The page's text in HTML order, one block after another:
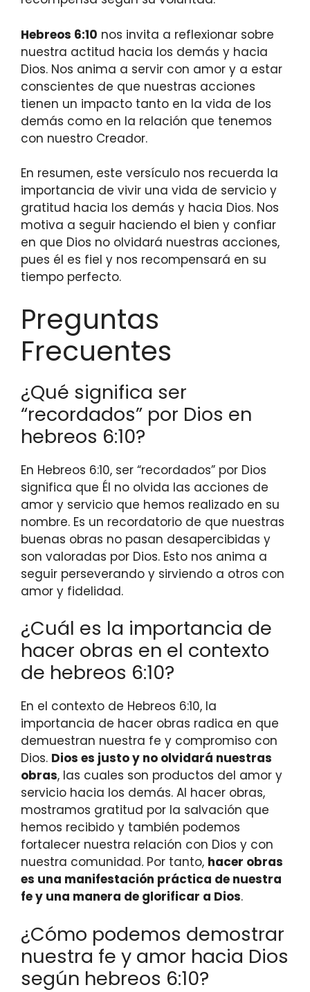
Hebreos 6:10 nos invita a reflexionar sobre
nuestra actitud hacia los demás y hacia
Dios. Nos anima a servir con amor y a estar
conscientes de que nuestras acciones
tienen un impacto tanto en la vida de los
demás como en la relación que tenemos
con nuestro Creador.
En resumen, este versículo nos recuerda la
importancia de vivir una vida de servicio y
gratitud hacia los demás y hacia Dios. Nos
motiva a seguir haciendo el bien y confiar
en que Dios no olvidará nuestras acciones,
pues él es fiel y nos recompensará en su
tiempo perfecto.
Preguntas
Frecuentes
¿Qué significa ser
“recordados” por Dios en
hebreos 6:10?
En Hebreos 6:10, ser “recordados” por Dios
significa que Él no olvida las acciones de
amor y servicio que hemos realizado en su
nombre. Es un recordatorio de que nuestras
buenas obras no pasan desapercibidas y
son valoradas por Dios. Esto nos anima a
seguir perseverando y sirviendo a otros con
amor y fidelidad.
¿Cuál es la importancia de
hacer obras en el contexto
de hebreos 6:10?
En el contexto de Hebreos 6:10, la
importancia de hacer obras radica en que
demuestran nuestra fe y compromiso con
Dios. Dios es justo y no olvidará nuestras
obras, las cuales son productos del amor y
servicio hacia los demás. Al hacer obras,
mostramos gratitud por la salvación que
hemos recibido y también podemos
fortalecer nuestra relación con Dios y con
nuestra comunidad. Por tanto, hacer obras
es una manifestación práctica de nuestra
fe y una manera de glorificar a Dios.
¿Cómo podemos demostrar
nuestra fe y amor hacia Dios
según hebreos 6:10?